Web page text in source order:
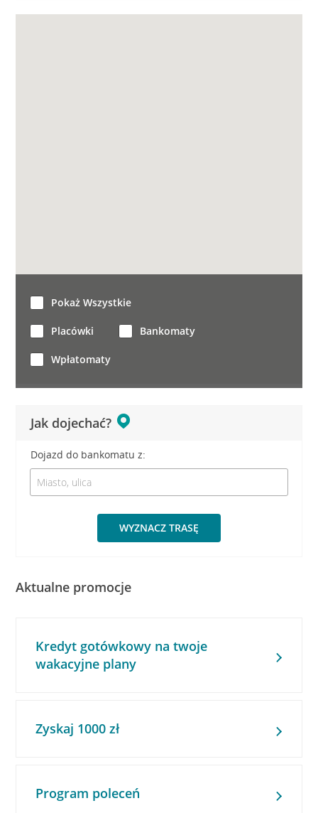
Jak dojechać?
Dojazd do bankomatu z:
WYZNACZ TRASĘ
Pokaż Wszystkie
Placówki Bankomaty
Wpłatomaty
Aktualne promocje
Kredyt gotówkowy na twoje
wakacyjne plany
Zyskaj 1000 zł
Program poleceń